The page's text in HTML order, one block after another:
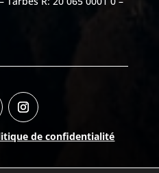
de confidentialité